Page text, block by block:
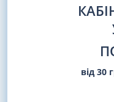
від 30